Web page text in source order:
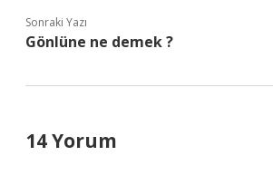
Sonraki Yazı
Gönlüne ne demek ?
14 Yorum